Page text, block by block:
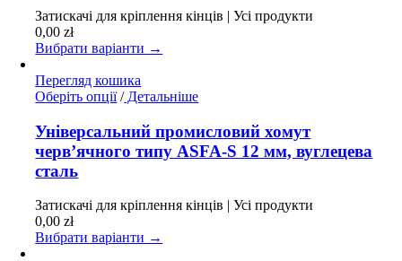
вибрати
сторінці
Затискачі для кріплення кінців | Усі продукти
0,00zł
Вибрати варіанти →
Перегляд кошика
Оберіть опції Цей
має
кілька
варіантів.
вибрати
сторінці
/Детальніше
Універсальний промисловий хомут
черв’ячного типу ASFA-S 12 мм, вуглецева
сталь
Затискачі для кріплення кінців | Усі продукти
0,00zł
Вибрати варіанти →